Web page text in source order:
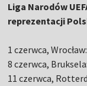
Liga Narodów
reprezentacji
1 czerwca,
8 czerwca,
11 czerwca,